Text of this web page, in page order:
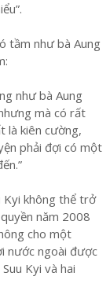
tầm như bà Aung
như bà Aung
mà có rất
là kiên cường,
phải đợi có một
Kyi không thể trở
năm 2008
cho một
nước ngoài được
Kyi và hai